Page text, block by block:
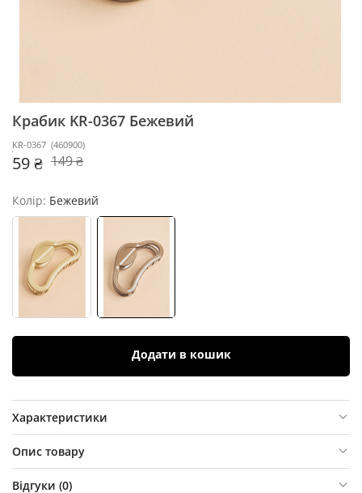
Крабик KR-0367 Бежевий
KR-0367 (460900)
59 ₴ 149 ₴
Колір: Бежевий
Додати в кошик
Характеристики
Опис товару
Відгуки (0)